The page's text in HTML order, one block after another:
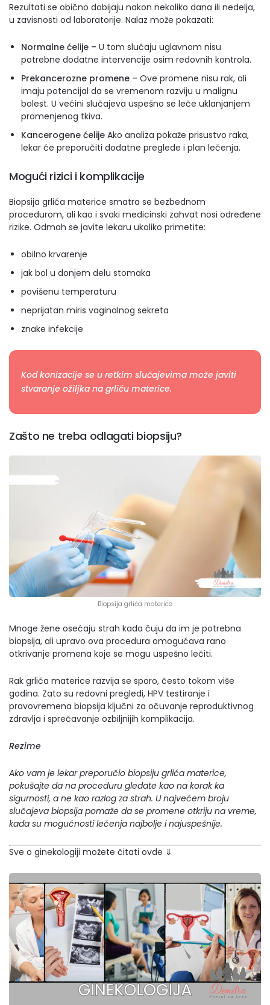
Rezultati se obično dobijaju nakon nekoliko dana ili nedelja,
u zavisnosti od laboratorije. Nalaz može pokazati:
Normalne ćelije – U tom slučaju uglavnom nisu
potrebne dodatne intervencije osim redovnih kontrola.
Prekancerozne promene – Ove promene nisu rak, ali
imaju potencijal da se vremenom razviju u malignu
bolest. U većini slučajeva uspešno se leče uklanjanjem
promenjenog tkiva.
Kancerogene ćelije Ako analiza pokaže prisustvo raka,
lekar će preporučiti dodatne preglede i plan lečenja.
Mogući rizici i komplikacije
Biopsija grlića materice smatra se bezbednom
procedurom, ali kao i svaki medicinski zahvat nosi određene
rizike. Odmah se javite lekaru ukoliko primetite:
obilno krvarenje
jak bol u donjem delu stomaka
povišenu temperaturu
neprijatan miris vaginalnog sekreta
znake infekcije
Kod konizacije se u retkim slučajevima može javiti
stvaranje ožiljka na grliću materice.
Zašto ne treba odlagati biopsiju?
Biopsija grlića materice
Mnoge žene osećaju strah kada čuju da im je potrebna
biopsija, ali upravo ova procedura omogućava rano
otkrivanje promena koje se mogu uspešno lečiti.
Rak grlića materice razvija se sporo, često tokom više
godina. Zato su redovni pregledi, HPV testiranje i
pravovremena biopsija ključni za očuvanje reproduktivnog
zdravlja i sprečavanje ozbiljnijih komplikacija.
Rezime
Ako vam je lekar preporučio biopsiju grlića materice,
pokušajte da na proceduru gledate kao na korak ka
sigurnosti, a ne kao razlog za strah. U najvećem broju
slučajeva biopsija pomaže da se promene otkriju na vreme,
kada su mogućnosti lečenja najbolje i najuspešnije.
Sve o ginekologiji možete čitati ovde ⇓